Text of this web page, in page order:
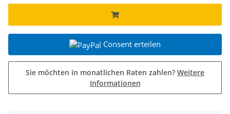
Consent erteilen
Sie möchten in monatlichen Raten zahlen? Weitere
Informationen